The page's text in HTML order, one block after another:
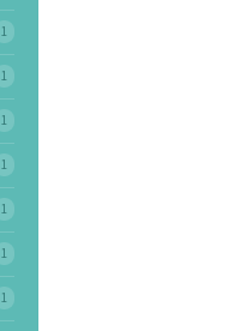
1
1
1
1
1
1
1